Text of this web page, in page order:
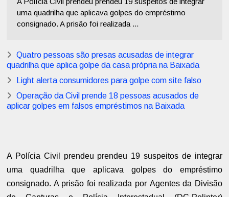
uma quadrilha que aplicava golpes do empréstimo
consignado. A prisão foi realizada ...
Quatro pessoas são presas acusadas de integrar
quadrilha que aplica golpe da casa própria na Baixada
Light alerta consumidores para golpe com site falso
Operação da Civil prende 18 pessoas acusados de
aplicar golpes em falsos empréstimos na Baixada
A Polícia Civil prendeu prendeu 19 suspeitos de integrar
uma quadrilha que aplicava golpes do empréstimo
consignado. A prisão foi realizada por Agentes da Divisão